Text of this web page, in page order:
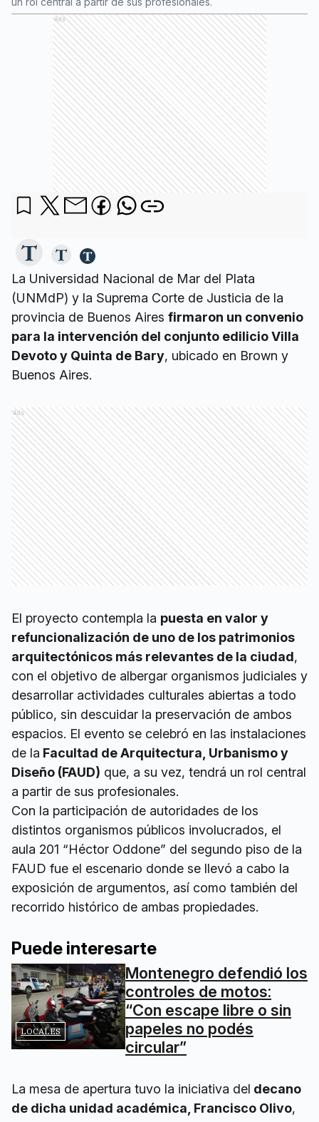
Ads
La Universidad Nacional de Mar del Plata
(UNMdP) y la Suprema Corte de Justicia de la
provincia de Buenos Aires firmaron un convenio
para la intervención del conjunto edilicio Villa
Devoto y Quinta de Bary, ubicado en Brown y
Buenos Aires.
Ads
El proyecto contempla la puesta en valor y
refuncionalización de uno de los patrimonios
arquitectónicos más relevantes de la ciudad,
con el objetivo de albergar organismos judiciales y
desarrollar actividades culturales abiertas a todo
público, sin descuidar la preservación de ambos
espacios. El evento se celebró en las instalaciones
de la Facultad de Arquitectura, Urbanismo y
Diseño (FAUD) que, a su vez, tendrá un rol central
a partir de sus profesionales.
Con la participación de autoridades de los
distintos organismos públicos involucrados, el
aula 201 “Héctor Oddone” del segundo piso de la
FAUD fue el escenario donde se llevó a cabo la
exposición de argumentos, así como también del
recorrido histórico de ambas propiedades.
Puede interesarte
LOCALES
Montenegro defendió los
controles de motos:
“Con escape libre o sin
papeles no podés
circular”
La mesa de apertura tuvo la iniciativa del decano
de dicha unidad académica, Francisco Olivo,